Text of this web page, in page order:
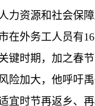
资源和社会保障
在外务工人员有
键时期，加之春
险加大，他呼吁
宜时节再返乡、再